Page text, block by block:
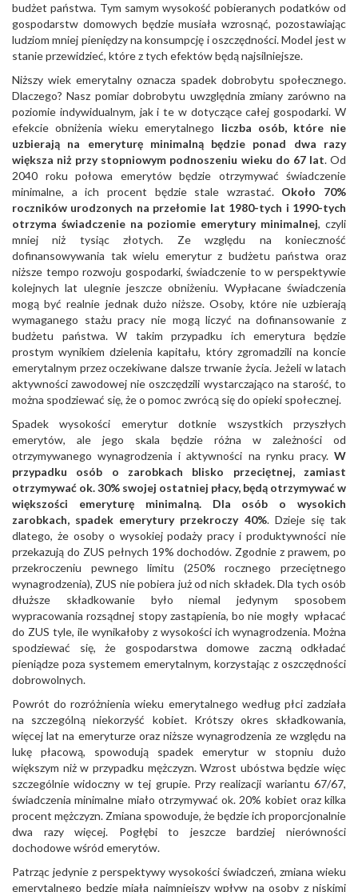
budżet państwa. Tym samym wysokość pobieranych podatków od
gospodarstw domowych będzie musiała wzrosnąć, pozostawiając
ludziom mniej pieniędzy na konsumpcję i oszczędności. Model jest w
stanie przewidzieć, które z tych efektów będą najsilniejsze.
Niższy wiek emerytalny oznacza spadek dobrobytu społecznego.
Dlaczego? Nasz pomiar dobrobytu uwzględnia zmiany zarówno na
poziomie indywidualnym, jak i te w dotyczące całej gospodarki. W
efekcie obniżenia wieku emerytalnego liczba osób, które nie
uzbierają na emeryturę minimalną będzie ponad dwa razy
większa niż przy stopniowym podnoszeniu wieku do 67 lat. Od
2040 roku połowa emerytów będzie otrzymywać świadczenie
minimalne, a ich procent będzie stale wzrastać. Około 70%
roczników urodzonych na przełomie lat 1980-tych i 1990-tych
otrzyma świadczenie na poziomie emerytury minimalnej, czyli
mniej niż tysiąc złotych. Ze względu na konieczność
dofinansowywania tak wielu emerytur z budżetu państwa oraz
niższe tempo rozwoju gospodarki, świadczenie to w perspektywie
kolejnych lat ulegnie jeszcze obniżeniu. Wypłacane świadczenia
mogą być realnie jednak dużo niższe. Osoby, które nie uzbierają
wymaganego stażu pracy nie mogą liczyć na dofinansowanie z
budżetu państwa. W takim przypadku ich emerytura będzie
prostym wynikiem dzielenia kapitału, który zgromadzili na koncie
emerytalnym przez oczekiwane dalsze trwanie życia. Jeżeli w latach
aktywności zawodowej nie oszczędzili wystarczająco na starość, to
można spodziewać się, że o pomoc zwrócą się do opieki społecznej.
Spadek wysokości emerytur dotknie wszystkich przyszłych
emerytów, ale jego skala będzie różna w zależności od
otrzymywanego wynagrodzenia i aktywności na rynku pracy. W
przypadku osób o zarobkach blisko przeciętnej, zamiast
otrzymywać ok. 30% swojej ostatniej płacy, będą otrzymywać w
większości emeryturę minimalną. Dla osób o wysokich
zarobkach, spadek emerytury przekroczy 40%. Dzieje się tak
dlatego, że osoby o wysokiej podaży pracy i produktywności nie
przekazują do ZUS pełnych 19% dochodów. Zgodnie z prawem, po
przekroczeniu pewnego limitu (250% rocznego przeciętnego
wynagrodzenia), ZUS nie pobiera już od nich składek. Dla tych osób
dłuższe składkowanie było niemal jedynym sposobem
wypracowania rozsądnej stopy zastąpienia, bo nie mogły wpłacać
do ZUS tyle, ile wynikałoby z wysokości ich wynagrodzenia. Można
spodziewać się, że gospodarstwa domowe zaczną odkładać
pieniądze poza systemem emerytalnym, korzystając z oszczędności
dobrowolnych.
Powrót do rozróżnienia wieku emerytalnego według płci zadziała
na szczególną niekorzyść kobiet. Krótszy okres składkowania,
więcej lat na emeryturze oraz niższe wynagrodzenia ze względu na
lukę płacową, spowodują spadek emerytur w stopniu dużo
większym niż w przypadku mężczyzn. Wzrost ubóstwa będzie więc
szczególnie widoczny w tej grupie. Przy realizacji wariantu 67/67,
świadczenia minimalne miało otrzymywać ok. 20% kobiet oraz kilka
procent mężczyzn. Zmiana spowoduje, że będzie ich proporcjonalnie
dwa razy więcej. Pogłębi to jeszcze bardziej nierówności
dochodowe wśród emerytów.
Patrząc jedynie z perspektywy wysokości świadczeń, zmiana wieku
emerytalnego będzie miała najmniejszy wpływ na osoby z niskimi